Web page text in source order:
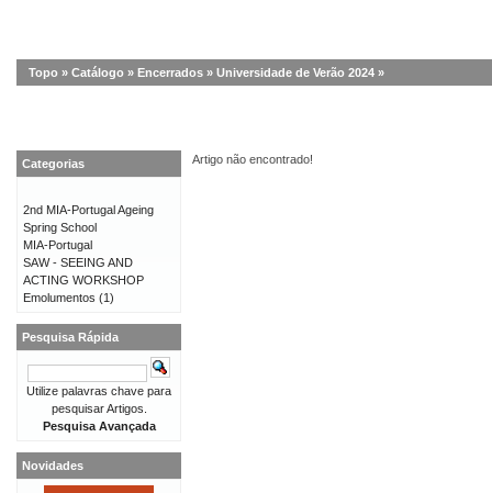
Topo » Catálogo » Encerrados » Universidade de Verão 2024 »
Artigo não encontrado!
Categorias
2nd MIA-Portugal Ageing
Spring School
MIA-Portugal
SAW - SEEING AND
ACTING WORKSHOP
Emolumentos (1)
Pesquisa Rápida
Utilize palavras chave para
pesquisar Artigos.
Pesquisa Avançada
Novidades